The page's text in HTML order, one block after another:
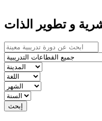
و تطوير الذات